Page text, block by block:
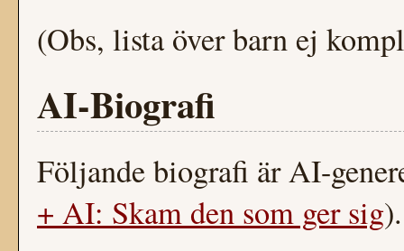
(Obs, lista över barn ej
AI-Biografi
Följande biografi är AI-
+ AI: Skam den som ger sig).